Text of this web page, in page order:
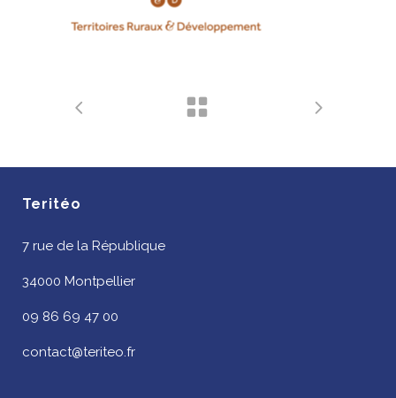
Teritéo
7 rue de la République
34000 Montpellier
09 86 69 47 00
contact@teriteo.fr